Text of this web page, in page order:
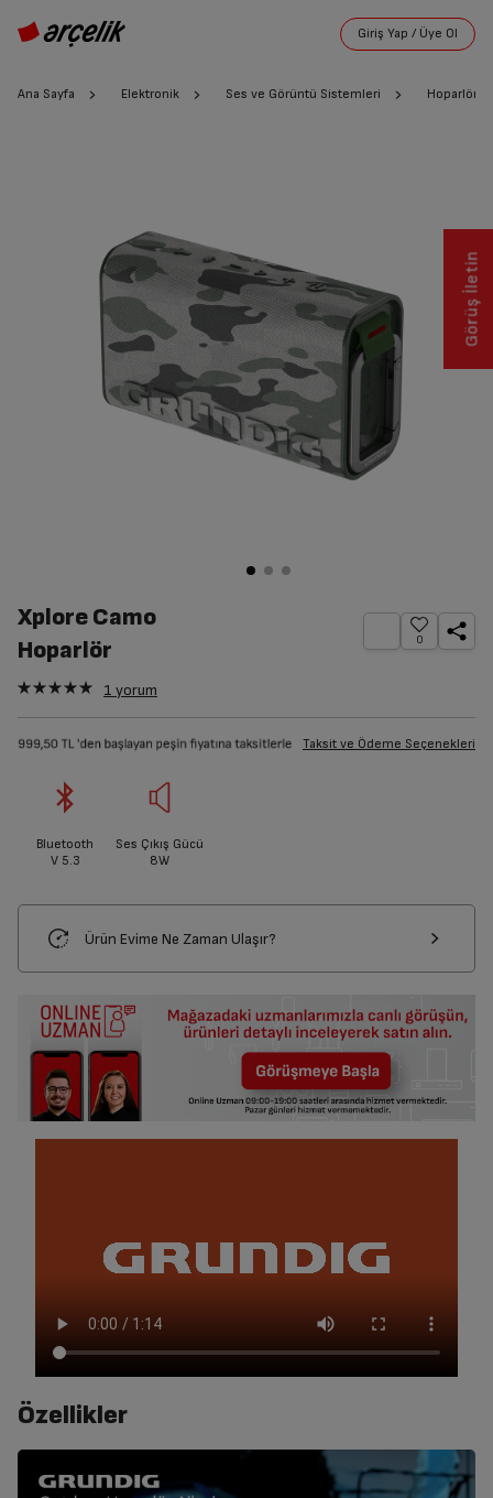
Ana Sayfa Elektronik Ses ve Görüntü Sistemleri Hoparlör
Xplore Camo
Hoparlör
0
1 yorum
Taksit ve Ödeme Seçenekleri
Bluetooth
V 5.3
Ses Çıkış Gücü
8W
Ürün Evime Ne Zaman Ulaşır?
Özellikler
Görüş İletin